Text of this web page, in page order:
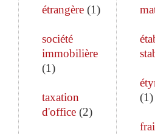
étrangère (1)
société
immobilière
(1)
taxation
d'office (2)
(1)